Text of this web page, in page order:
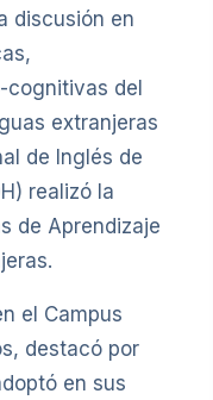
discusión en
del
extranjeras
de Inglés de
realizó la
de Aprendizaje
el Campus
destacó por
en sus